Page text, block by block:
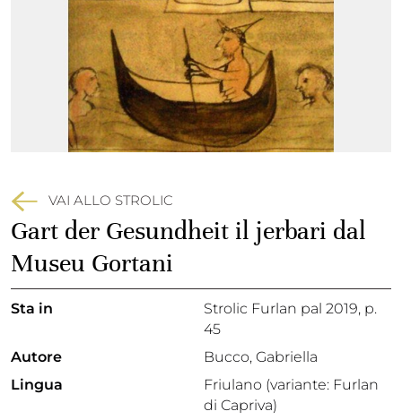
VAI ALLO STROLIC
Gart der Gesundheit il jerbari dal
Museu Gortani
Sta in Strolic Furlan pal 2019, p.
45
Autore
Bucco, Gabriella
Lingua
Friulano (variante: Furlan
di Capriva)